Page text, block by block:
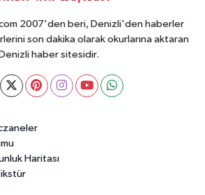
2007'den beri, Denizli'den haberler
son dakika olarak okurlarına aktaran
haber sitesidir.
Haritası